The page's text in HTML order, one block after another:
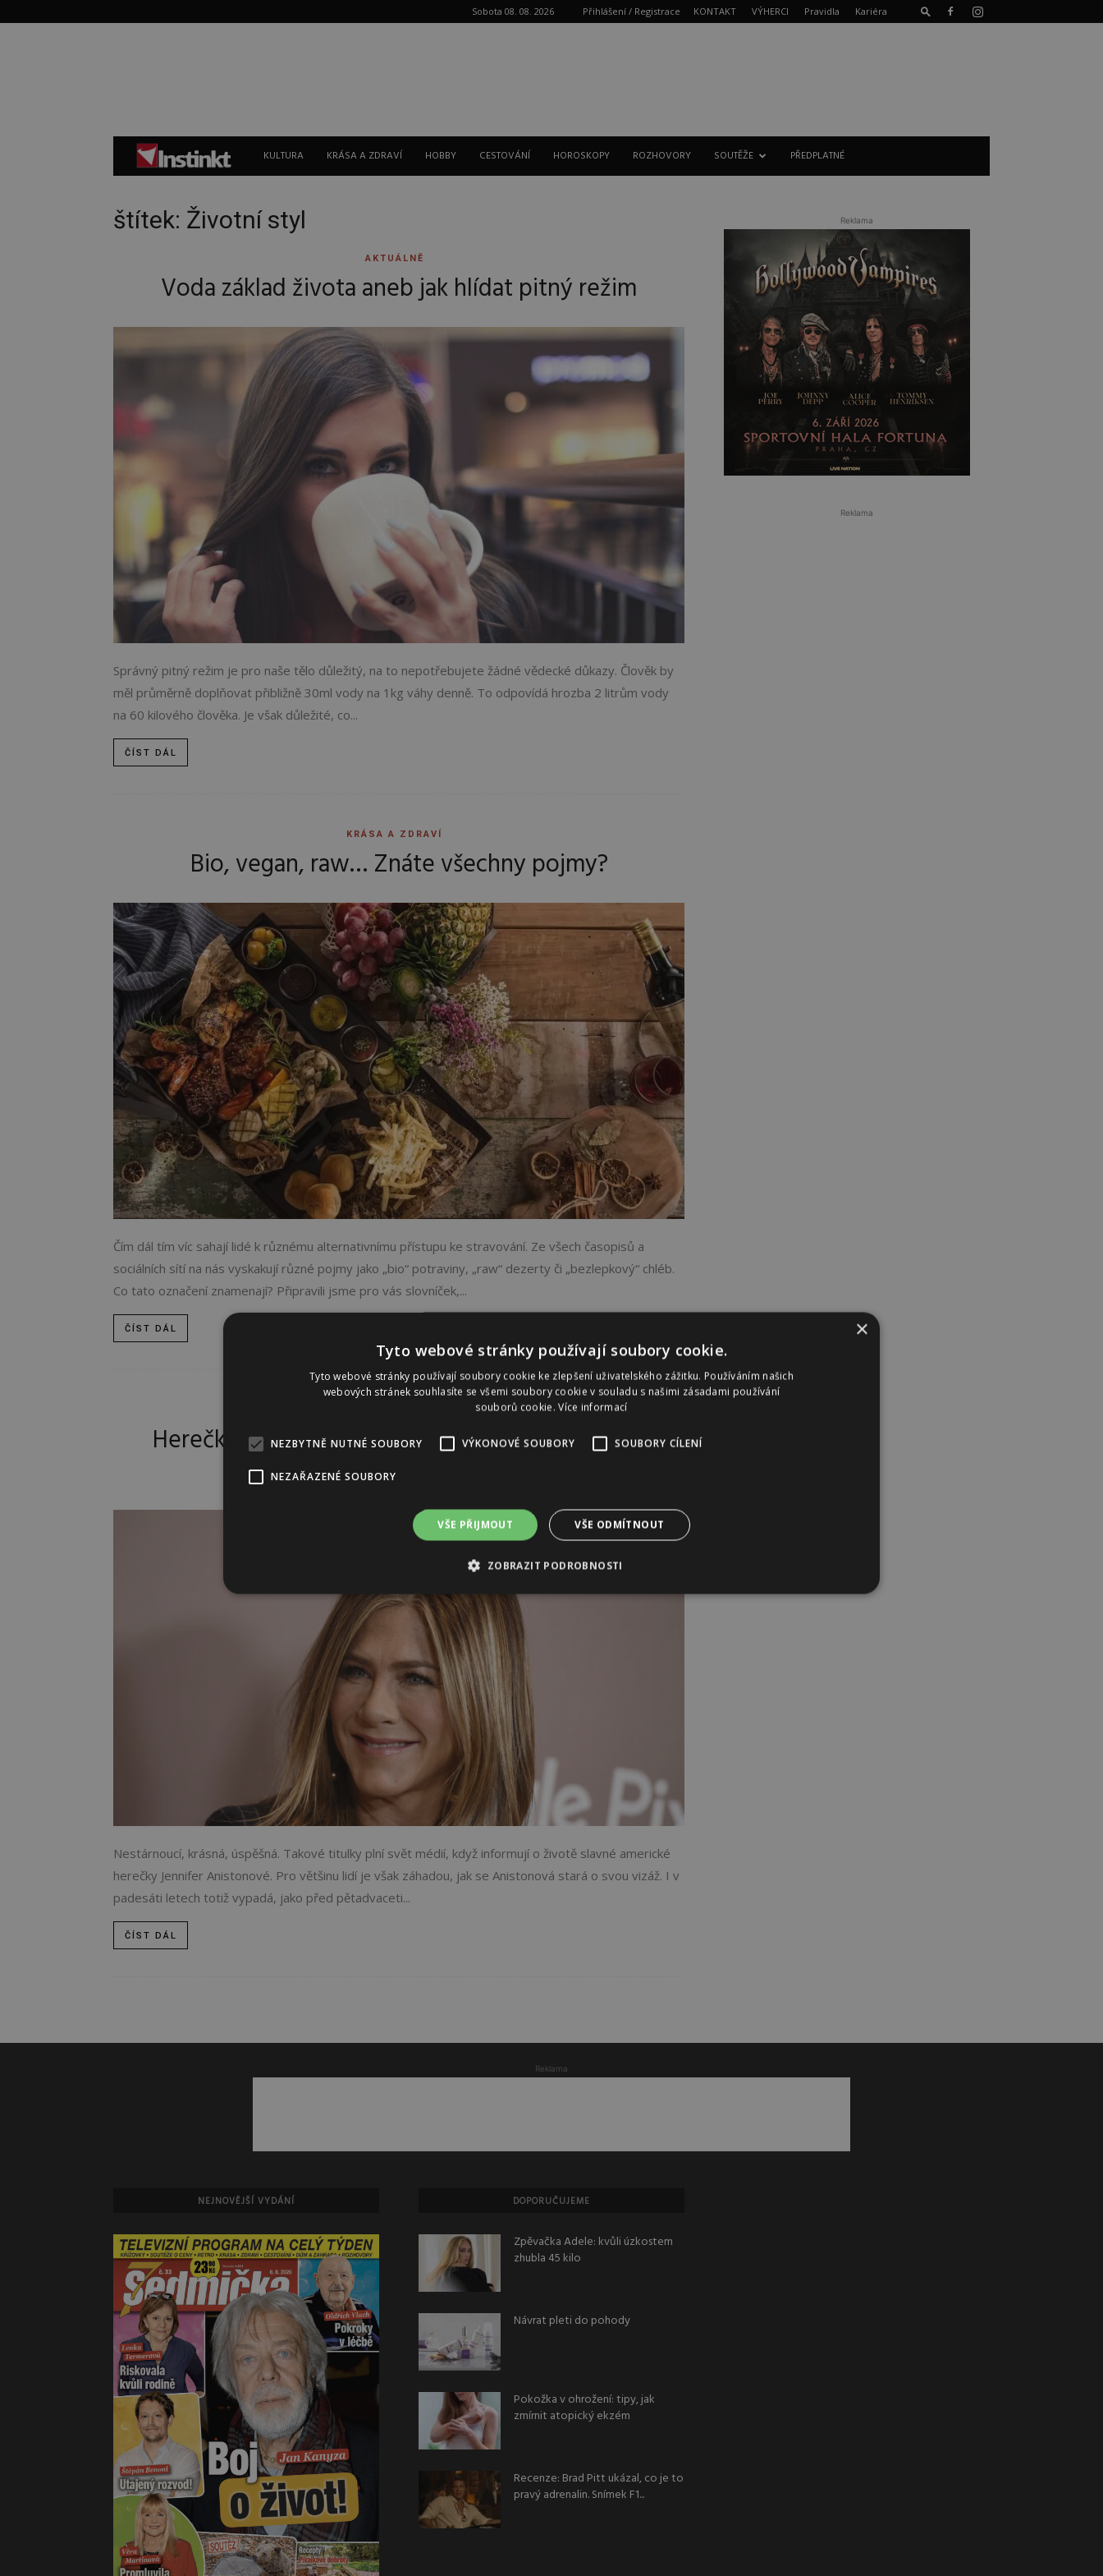
Sobota 08. 08. 2026 Přihlášení / Registrace KONTAKT VÝHERCI Pravidla Kariéra
Instinkt
KULTURA KRÁSA A ZDRAVÍ HOBBY CESTOVÁNÍ HOROSKOPY ROZHOVORY SOUTĚŽE PŘEDPLATNÉ
štítek: Životní styl
AKTUÁLNĚ
Voda základ života aneb jak hlídat pitný režim
Správný pitný režim je pro naše tělo důležitý, na to nepotřebujete žádné vědecké důkazy. Člověk by
měl průměrně doplňovat přibližně 30ml vody na 1kg váhy denně. To odpovídá hrozba 2 litrům vody
na 60 kilového člověka. Je však důležité, co...
ČÍST DÁL
KRÁSA A ZDRAVÍ
Bio, vegan, raw… Znáte všechny pojmy?
Čím dál tím víc sahají lidé k různému alternativnímu přístupu ke stravování. Ze všech časopisů a
sociálních sítí na nás vyskakují různé pojmy jako „bio“ potraviny, „raw“ dezerty či „bezlepkový“ chléb.
Co tato označení znamenají? Připravili jsme pro vás slovníček,...
ČÍST DÁL
Herečka, která nestárne. Jaké jsou fígle Jennifer
Anistonové?
Nestárnoucí, krásná, úspěšná. Takové titulky plní svět médií, když informují o životě slavné americké
herečky Jennifer Anistonové. Pro většinu lidí je však záhadou, jak se Anistonová stará o svou vizáž. I v
padesáti letech totiž vypadá, jako před pětadvaceti...
ČÍST DÁL
Reklama
Reklama
Reklama
NEJNOVĚJŠÍ VYDÁNÍ DOPORUČUJEME
Zpěvačka Adele: kvůli úzkostem
zhubla 45 kilo
Návrat pleti do pohody
Pokožka v ohrožení: tipy, jak
zmírnit atopický ekzém
Recenze: Brad Pitt ukázal, co je to
pravý adrenalin. Snímek F1...
×
Tyto webové stránky používají soubory cookie.
Tyto webové stránky používají soubory cookie ke zlepšení uživatelského zážitku. Používáním našich
webových stránek souhlasíte se všemi soubory cookie v souladu s našimi zásadami používání
souborů cookie.Více informací
NEZBYTNĚ NUTNÉ SOUBORY VÝKONOVÉ SOUBORY SOUBORY CÍLENÍ
NEZAŘAZENÉ SOUBORY
VŠE PŘIJMOUT VŠE ODMÍTNOUT
ZOBRAZIT PODROBNOSTI